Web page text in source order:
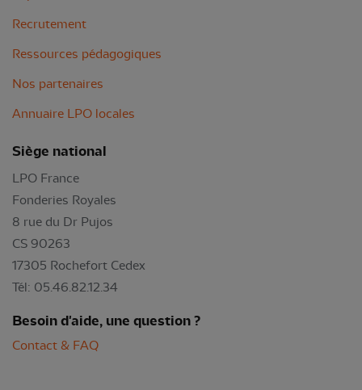
Recrutement
Ressources pédagogiques
Nos partenaires
Annuaire LPO locales
Siège national
LPO France
Fonderies Royales
8 rue du Dr Pujos
CS 90263
17305 Rochefort Cedex
Tél: 05.46.82.12.34
Besoin d'aide, une question ?
Contact & FAQ